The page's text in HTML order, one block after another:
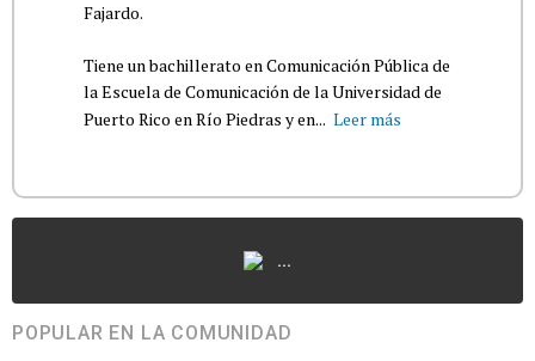
Fajardo.
Tiene un bachillerato en Comunicación Pública de
la Escuela de Comunicación de la Universidad de
Puerto Rico en Río Piedras y en... Leer más
...
POPULAR EN LA COMUNIDAD